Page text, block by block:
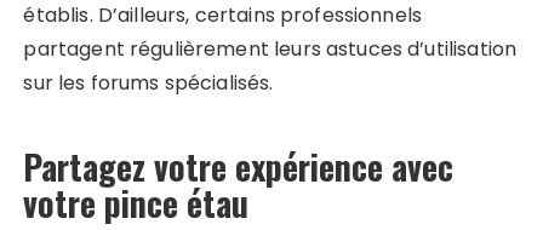
établis. D’ailleurs, certains professionnels
partagent régulièrement leurs astuces d’utilisation
sur les forums spécialisés.
Partagez votre expérience avec
votre pince étau